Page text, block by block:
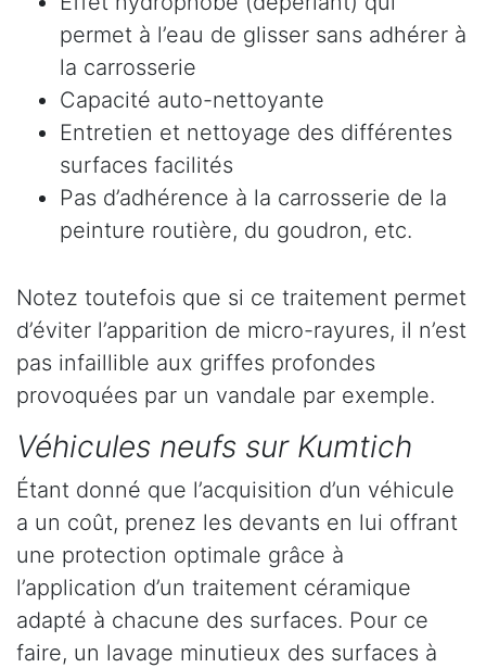
permet à l’eau de glisser sans adhérer à
la carrosserie
Capacité auto-nettoyante
Entretien et nettoyage des différentes
surfaces facilités
Pas d’adhérence à la carrosserie de la
peinture routière, du goudron, etc.
Notez toutefois que si ce traitement permet
d’éviter l’apparition de micro-rayures, il n’est
pas infaillible aux griffes profondes
provoquées par un vandale par exemple.
Véhicules neufs sur Kumtich
Étant donné que l’acquisition d’un véhicule
a un coût, prenez les devants en lui offrant
une protection optimale grâce à
l’application d’un traitement céramique
adapté à chacune des surfaces. Pour ce
faire, un lavage minutieux des surfaces à